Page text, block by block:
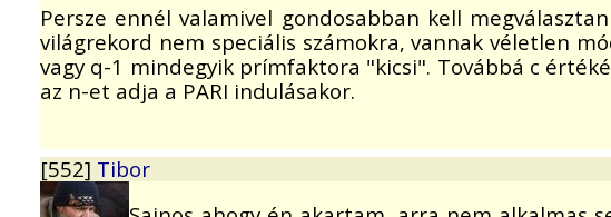
Persze ennél valamivel gondosabban kell
világrekord nem speciális számokra, vannak véletlen
vagy q-1 mindegyik prímfaktora "kicsi". Továbbá c
az n-et adja a PARI indulásakor.
[552] Tibor